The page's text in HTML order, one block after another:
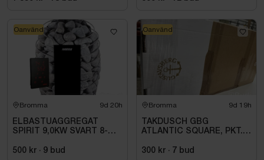
Bromma 9d 20h
ELBASTUAGGREGAT
SPIRIT 9,0KW SVART 8-
INKL. XENIO WIFI
500 kr · 9 bud
Oanvänd
Bromma 9d 19h
TAKDUSCH GBG
ATLANTIC SQUARE, PKT.
KROM
300 kr · 7 bud
Oanvänd